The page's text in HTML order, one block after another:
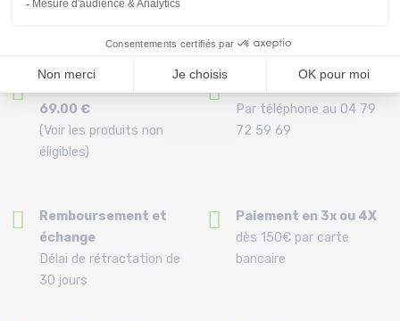
69.00 €
(Voir les produits non
éligibles)
Par téléphone au 04 79
72 59 69
Remboursement et
échange
Délai de rétractation de
30 jours
Paiement en 3x ou 4X
dès 150€ par carte
bancaire